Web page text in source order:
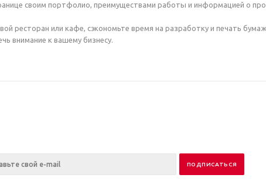
своим портфолио, преимуществами работы и информацией о
ресторан или кафе, сэкономьте время на разработку и печать
внимание к вашему бизнесу.